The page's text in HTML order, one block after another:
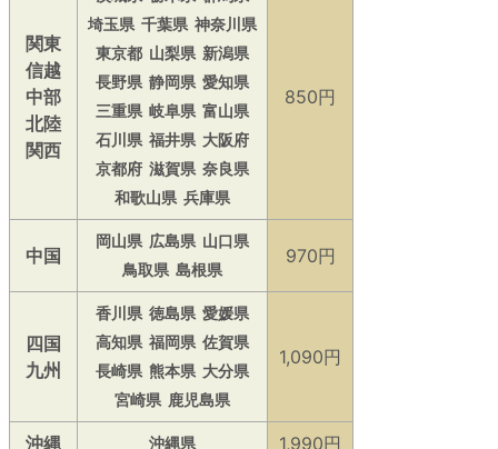
関東
信越
中部
北陸
関西
埼玉県 千葉県 神奈川県
東京都 山梨県 新潟県
長野県 静岡県 愛知県
三重県 岐阜県 富山県
石川県 福井県 大阪府
京都府 滋賀県 奈良県
和歌山県 兵庫県
850円
中国
岡山県 広島県 山口県
鳥取県 島根県
970円
四国
九州
香川県 徳島県 愛媛県
高知県 福岡県 佐賀県
長崎県 熊本県 大分県
宮崎県 鹿児島県
1,090円
沖縄 沖縄県 1,990円